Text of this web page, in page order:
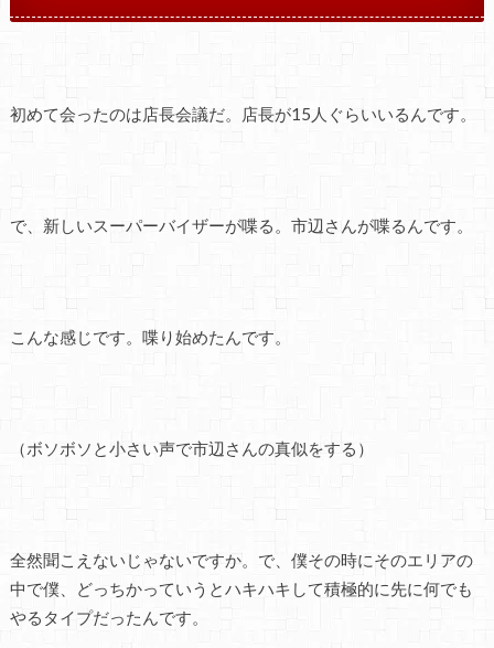
初めて会ったのは店長会議だ。店長が15人ぐらいいるんです。
で、新しいスーパーバイザーが喋る。市辺さんが喋るんです。
こんな感じです。喋り始めたんです。
（ボソボソと小さい声で市辺さんの真似をする）
全然聞こえないじゃないですか。で、僕その時にそのエリアの
中で僕、どっちかっていうとハキハキして積極的に先に何でも
やるタイプだったんです。